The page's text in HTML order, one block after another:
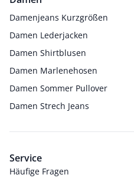
Damenjeans Kurzgrößen
Damen Lederjacken
Damen Shirtblusen
Damen Marlenehosen
Damen Sommer Pullover
Damen Strech Jeans
Service
Häufige Fragen